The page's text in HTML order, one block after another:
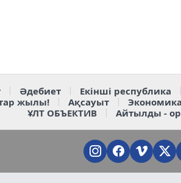
Әдебиет Екінші республика
жылы! Ақсауыт
ҰЛТ ОБЪЕКТИВ
Айтылды -